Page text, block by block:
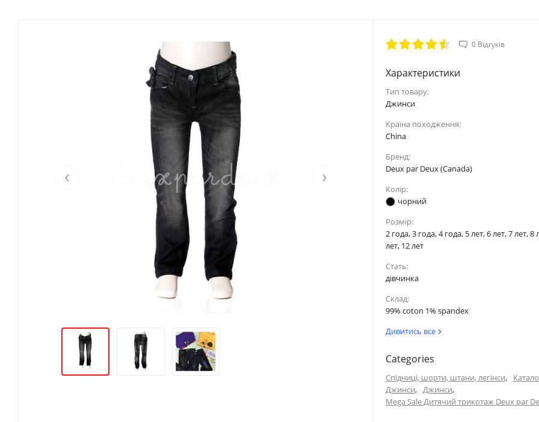
‹ ›
0 Відгуків
Характеристики
Тип товару:
Джинси
Країна походження:
China
Бренд:
Deux par Deux (Canada)
Колір:
чорний
Розмір:
2 года, 3 года, 4 года, 5 лет, 6 лет, 7 лет, 8
лет, 12 лет
Стать:
дівчинка
Склад:
99% coton 1% spandex
Дивитись все
Categories
Спідниці, шорти, штани, легінси,
Джинси, Джинси,
Mega Sale Дитячий трикотаж Deux par